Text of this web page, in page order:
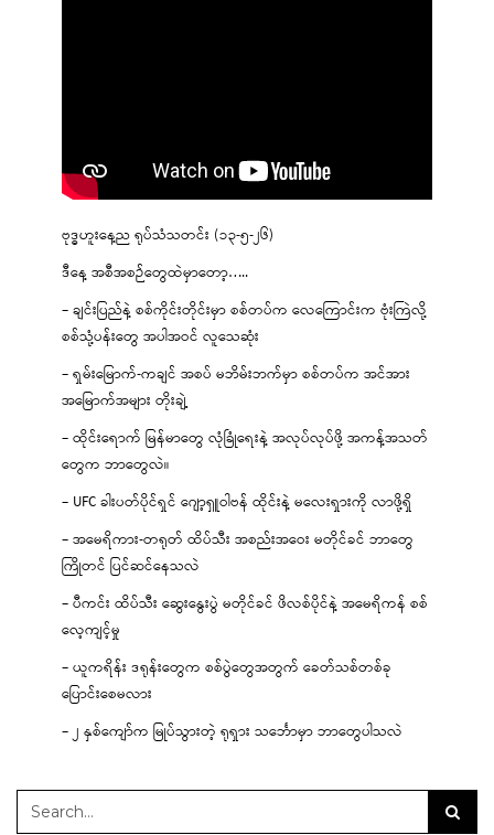
ဗုဒ္ဓဟူးနေ့ည ရုပ်သံသတင်း (၁၃-၅-၂၆)
ဒီနေ့ အစီအစဉ်တွေထဲမှာတော့…..
– ချင်းပြည်နဲ့ စစ်ကိုင်းတိုင်းမှာ စစ်တပ်က လေကြောင်းက ဗုံးကြဲလို့
စစ်သုံ့ပန်းတွေ အပါအဝင် လူသေဆုံး
– ရှမ်းမြောက်-ကချင် အစပ် မဘိမ်းဘက်မှာ စစ်တပ်က အင်အား
အမြောက်အများ တိုးချဲ့
– ထိုင်းရောက် မြန်မာတွေ လုံခြုံရေးနဲ့ အလုပ်လုပ်ဖို့ အကန့်အသတ်
တွေက ဘာတွေလဲ။
– UFC ခါးပတ်ပိုင်ရှင် ဂျော့ရှူဝါဗန် ထိုင်းနဲ့ မလေးရှားကို လာဖို့ရှိ
– အမေရိကား-တရုတ် ထိပ်သီး အစည်းအဝေး မတိုင်ခင် ဘာတွေ
ကြိုတင် ပြင်ဆင်နေသလဲ
– ပီကင်း ထိပ်သီး ဆွေးနွေးပွဲ မတိုင်ခင် ဖိလစ်ပိုင်နဲ့ အမေရိကန် စစ်
လေ့ကျင့်မှု
– ယူကရိန်း ဒရုန်းတွေက စစ်ပွဲတွေအတွက် ခေတ်သစ်တစ်ခု
ပြောင်းစေမလား
– ၂ နှစ်ကျော်က မြုပ်သွားတဲ့ ရုရှား သင်္ဘောမှာ ဘာတွေပါသလဲ